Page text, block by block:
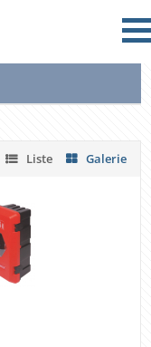
Liste Galerie